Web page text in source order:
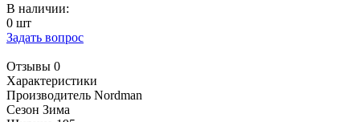
В наличии:
0 шт
Задать вопрос
Отзывы 0
Характеристики
Производитель Nordman
Сезон Зима